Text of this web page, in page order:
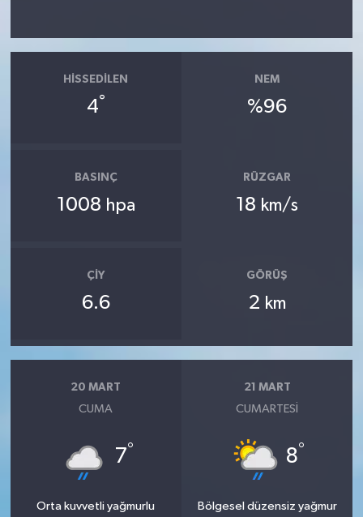
HISSEDILEN
4°
NEM
%96
BASINÇ
1008 hpa
RÜZGAR
18 km/s
ÇIY
6.6
GÖRÜŞ
2 km
20 MART
CUMA
7°
Orta kuvvetli yağmurlu
21 MART
CUMARTESI
8°
Bölgesel düzensiz yağmur